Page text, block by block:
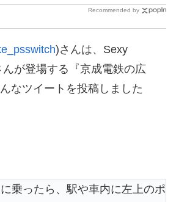
Recommended by
)さんは、Sexy
が登場する『京成電鉄の広
なツイートを投稿しました
乗ったら、駅や車内に左上のポ